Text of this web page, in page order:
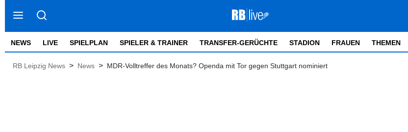
NEWS LIVE SPIELPLAN SPIELER & TRAINER TRANSFER-GERÜCHTE STADION FRAUEN THEMEN
RB Leipzig News > News > MDR-Volltreffer des Monats? Openda mit Tor gegen Stuttgart nominiert